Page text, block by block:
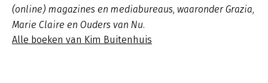
(online) magazines en mediabureaus, waaronderGrazia,
Marie Claire en Ouders van Nu.
Alle boeken van Kim Buitenhuis